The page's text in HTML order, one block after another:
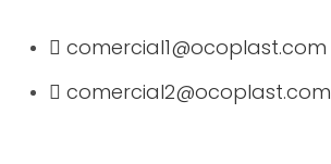
comercial1@ocoplast.com
comercial2@ocoplast.com